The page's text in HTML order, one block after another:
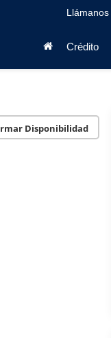
Llámanos
Crédito
Disponibilidad